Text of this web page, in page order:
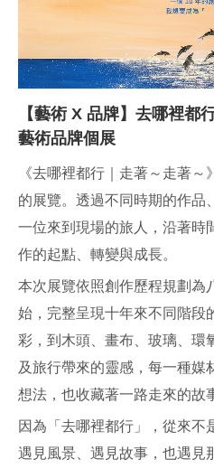
【藝術 X 品牌】去哪裡都
藝術品牌個展
《去哪裡都行｜走著～走著
的展覽。透過不同時期的作品
一位來到現場的旅人，沿著時
作的起點、轉變與成長。
本次展覽依照創作歷程規劃為
始，完整呈現十年來不同階段
彩，到木頭、畫布、玻璃、環
及旅行帶來的靈感，每一種媒
想法，也收藏著一路走來的故
因為「去哪裡都行」，從來不
遇見風景、遇見故事，也遇見